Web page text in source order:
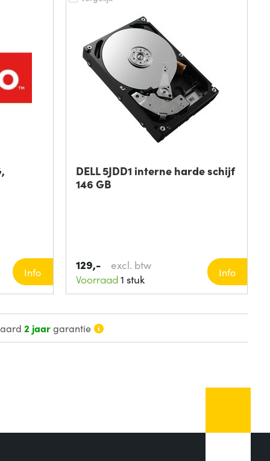
Info
DELL 5JDD1 interne harde schijf
146 GB
129,-
excl. btw
Voorraad 1 stuk
Info
2 jaargarantie